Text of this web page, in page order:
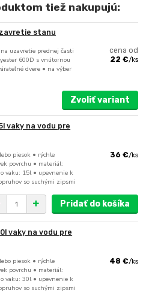
tiež nakupujú:
stanu
uzavretie prednej časti
600D s vnútornou
dvere • na výber
cena od
22 €/ks
Zvoliť variant
vaky na vodu pre
piesok • rýchle
povrchu • materiál:
vaku: 15l • upevnenie k
so suchými zipsmi
36 €/ks
Pridať do košíka
vaky na vodu pre
piesok • rýchle
povrchu • materiál:
vaku: 30l • upevnenie k
so suchými zipsmi
48 €/ks